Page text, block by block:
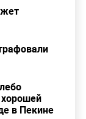
в Пекине